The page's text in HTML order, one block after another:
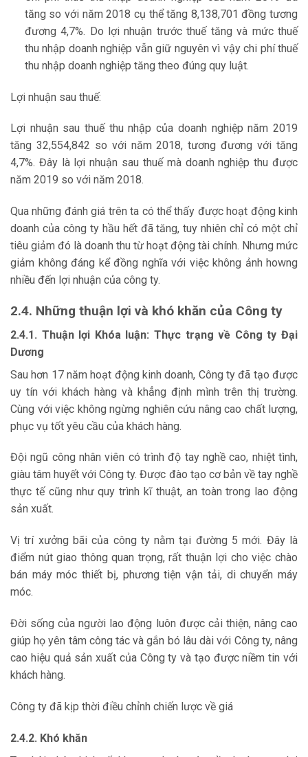
tăng so với năm 2018 cụ thể tăng 8,138,701 đồng tương
đương 4,7%. Do lợi nhuận trước thuế tăng và mức thuế
thu nhập doanh nghiệp vẫn giữ nguyên vì vậy chi phí thuế
thu nhập doanh nghiệp tăng theo đúng quy luật.
Lợi nhuận sau thuế:
Lợi nhuận sau thuế thu nhập của doanh nghiệp năm 2019
tăng 32,554,842 so với năm 2018, tương đương với tăng
4,7%. Đây là lợi nhuận sau thuế mà doanh nghiệp thu được
năm 2019 so với năm 2018.
Qua những đánh giá trên ta có thể thấy được hoạt động kinh
doanh của công ty hầu hết đã tăng, tuy nhiên chỉ có một chỉ
tiêu giảm đó là doanh thu từ hoạt động tài chính. Nhưng mức
giảm không đáng kể đồng nghĩa với việc không ảnh howng
nhiều đến lợi nhuận của công ty.
2.4. Những thuận lợi và khó khăn của Công ty
2.4.1. Thuận lợi Khóa luận: Thực trạng về Công ty Đại
Dương
Sau hơn 17 năm hoạt động kinh doanh, Công ty đã tạo được
uy tín với khách hàng và khẳng định mình trên thị trường.
Cùng với việc không ngừng nghiên cứu nâng cao chất lượng,
phục vụ tốt yêu cầu của khách hàng.
Đội ngũ công nhân viên có trình độ tay nghề cao, nhiệt tình,
giàu tâm huyết với Công ty. Được đào tạo cơ bản về tay nghề
thực tế cũng như quy trình kĩ thuật, an toàn trong lao động
sản xuất.
Vị trí xưởng bãi của công ty nằm tại đường 5 mới. Đây là
điểm nút giao thông quan trọng, rất thuận lợi cho việc chào
bán máy móc thiết bị, phương tiện vận tải, di chuyển máy
móc.
Đời sống của người lao động luôn được cải thiện, nâng cao
giúp họ yên tâm công tác và gắn bó lâu dài với Công ty, nâng
cao hiệu quả sản xuất của Công ty và tạo được niềm tin với
khách hàng.
Công ty đã kịp thời điều chỉnh chiến lược về giá
2.4.2. Khó khăn